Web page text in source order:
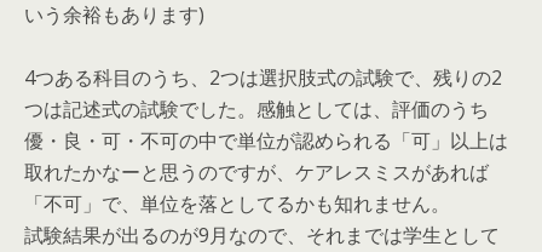
いう余裕もあります)
4つある科目のうち、2つは選択肢式の試験で、残りの2
つは記述式の試験でした。感触としては、評価のうち
優・良・可・不可の中で単位が認められる「可」以上は
取れたかなーと思うのですが、ケアレスミスがあれば
「不可」で、単位を落としてるかも知れません。
試験結果が出るのが9月なので、それまでは学生として